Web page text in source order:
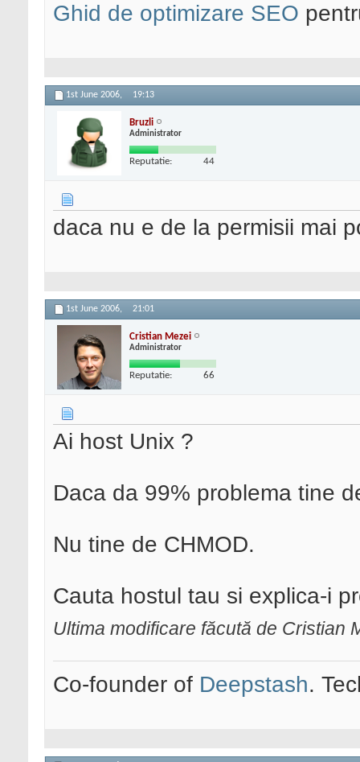
Ghid de optimizare SEO
1st June 2006, 19:13
Bruzli
Administrator
Reputatie: 44
daca nu e de la permisii mai
1st June 2006, 21:01
Cristian Mezei
Administrator
Reputatie: 66
Ai host Unix ?
Daca da 99% problema tine
Nu tine de CHMOD.
Cauta hostul tau si explica-i
Ultima modificare făcută de Cristian
Co-founder of Deepstash.